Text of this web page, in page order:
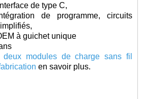
de type C,
de programme, circuits
à guichet unique
deux modules de charge sans fil
en savoir plus.